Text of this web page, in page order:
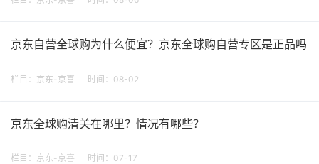
京东自营全球购为什么便宜？京东全球购自营专区是正品吗
栏目： 京东-京喜 时间：08-02
京东全球购清关在哪里？情况有哪些？
栏目： 京东-京喜 时间：07-17